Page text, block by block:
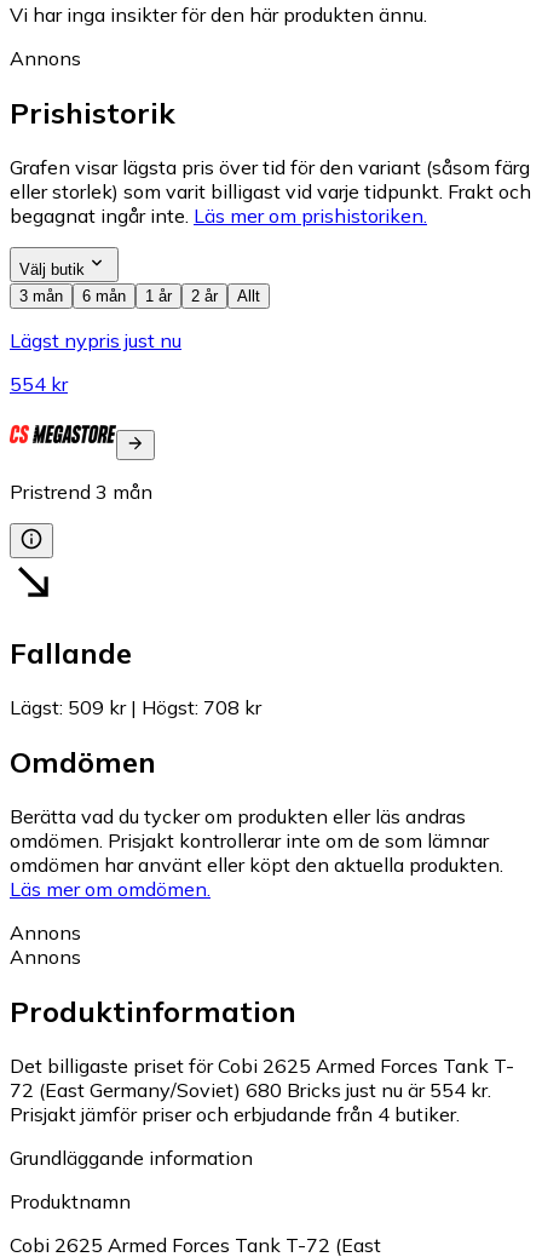
Vi har inga insikter för den här produkten ännu.
Annons
Prishistorik
Grafen visar lägsta pris över tid för den variant (såsom färg
eller storlek) som varit billigast vid varje tidpunkt. Frakt och
begagnat ingår inte. Läs mer om prishistoriken.
Välj butik
3 mån
6 mån 1 år 2 år Allt
Lägst nypris just nu
554 kr
Pristrend 3 mån
Fallande
Lägst: 509 kr| Högst: 708 kr
Omdömen
Berätta vad du tycker om produkten eller läs andras
omdömen. Prisjakt kontrollerar inte om de som lämnar
omdömen har använt eller köpt den aktuella produkten.
Läs mer om omdömen.
Annons
Annons
Produktinformation
Det billigaste priset för Cobi 2625 Armed Forces Tank T-
72 (East Germany/Soviet) 680 Bricks just nu är 554 kr.
Prisjakt jämför priser och erbjudande från 4 butiker.
Grundläggande information
Produktnamn
Cobi 2625 Armed Forces Tank T-72 (East